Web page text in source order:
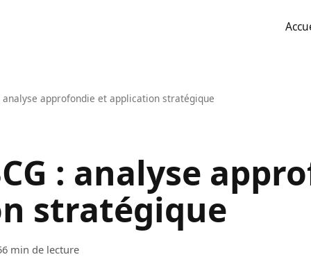
analyse approfondie et application stratégique
: analyse
stratégique
6 min de lecture